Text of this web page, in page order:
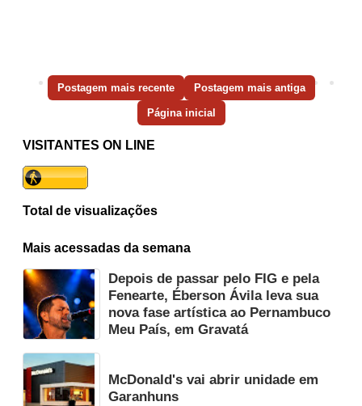
Postagem mais recente Postagem mais antiga
Página inicial
VISITANTES ON LINE
Total de visualizações
Mais acessadas da semana
Depois de passar pelo FIG e pela
Fenearte, Éberson Ávila leva sua
nova fase artística ao Pernambuco
Meu País, em Gravatá
McDonald's vai abrir unidade em
Garanhuns